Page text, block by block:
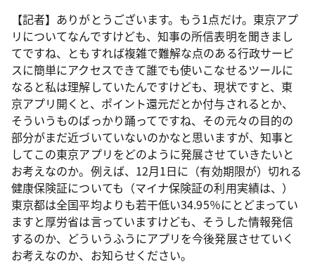
【記者】ありがとうございます。もう1点だけ。東京アプ
リについてなんですけども、知事の所信表明を聞きまし
てですね、ともすれば複雑で難解な点のある行政サービ
スに簡単にアクセスできて誰でも使いこなせるツールに
なると私は理解していたんですけども、現状ですと、東
京アプリ開くと、ポイント還元だとか付与されるとか、
そういうものばっかり踊ってですね、その元々の目的の
部分がまだ近づいていないのかなと思いますが、知事と
してこの東京アプリをどのように発展させていきたいと
お考えなのか。例えば、12月1日に（有効期限が）切れる
健康保険証についても（マイナ保険証の利用実績は、）
東京都は全国平均よりも若干低い34.95％にとどまってい
ますと厚労省は言っていますけども、そうした情報発信
するのか、どういうふうにアプリを今後発展させていく
お考えなのか、お知らせください。